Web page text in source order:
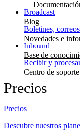
Blog
Novedades e
Base de
Centro de
Broadcast
Boletines,
Inbound
Recibir y
Precios
Precios
Descubre nuestros